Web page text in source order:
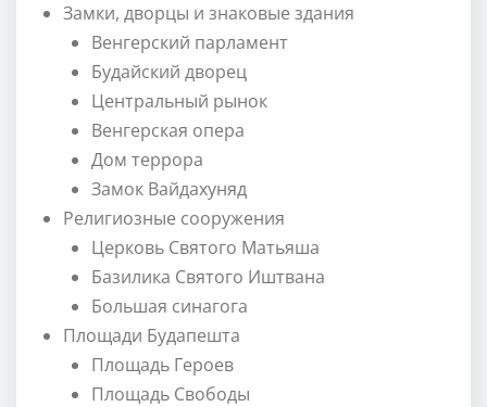
Замки, дворцы и знаковые здания
Венгерский парламент
Будайский дворец
Центральный рынок
Венгерская опера
Дом террора
Замок Вайдахуняд
Религиозные сооружения
Церковь Святого Матьяша
Базилика Святого Иштвана
Большая синагога
Площади Будапешта
Площадь Героев
Площадь Свободы